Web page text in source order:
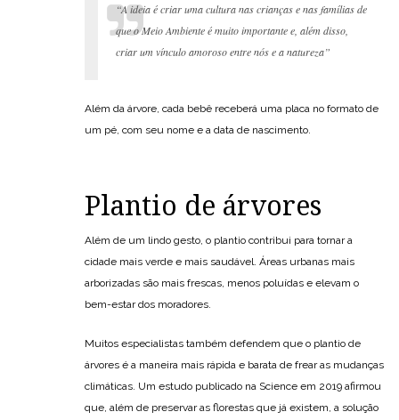
“A ideia é criar uma cultura nas crianças e nas famílias de
que o Meio Ambiente é muito importante e, além disso,
criar um vínculo amoroso entre nós e a natureza”
Além da árvore, cada bebê receberá uma placa no formato de
um pé, com seu nome e a data de nascimento.
Plantio de árvores
Além de um lindo gesto, o plantio contribui para tornar a
cidade mais verde e mais saudável. Áreas urbanas mais
arborizadas são mais frescas, menos poluídas e elevam o
bem-estar dos moradores.
Muitos especialistas também defendem que o plantio de
árvores é a maneira mais rápida e barata de frear as mudanças
climáticas. Um estudo publicado na Science em 2019 afirmou
que, além de preservar as florestas que já existem, a solução